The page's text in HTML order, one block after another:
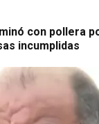
con pollera
incumplidas